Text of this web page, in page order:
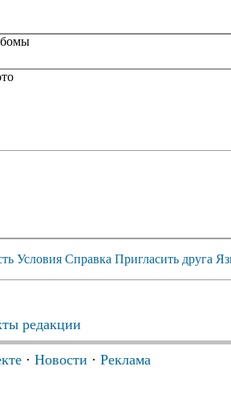
Условия Справка Пригласить друга
редакции
· Новости · Реклама